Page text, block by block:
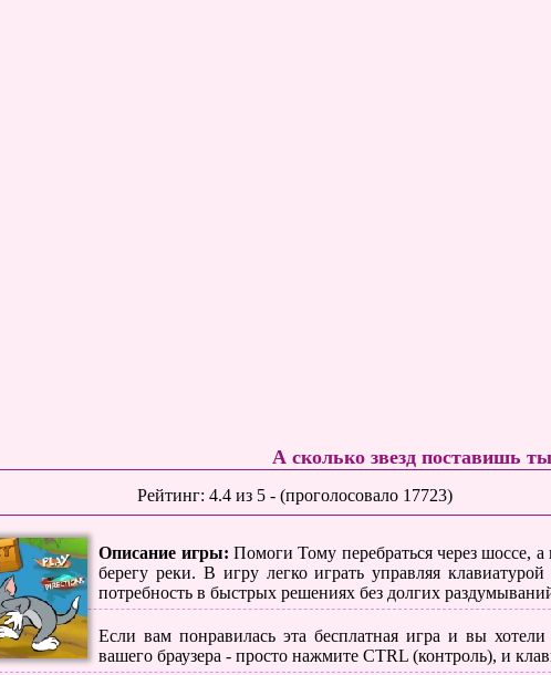
А сколько звезд поставишь
Рейтинг:4.4 из 5 - (проголосовало 17723)
Описание игры: Помоги Тому перебраться через шоссе,
берегу реки. В игру легко играть управляя
потребность в быстрых решениях без долгих
Если вам понравилась эта бесплатная игра и вы
вашего браузера - просто нажмите CTRL (контроль), и